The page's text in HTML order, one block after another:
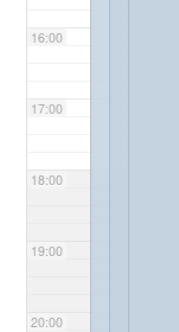
16:00
17:00
18:00
19:00
20:00